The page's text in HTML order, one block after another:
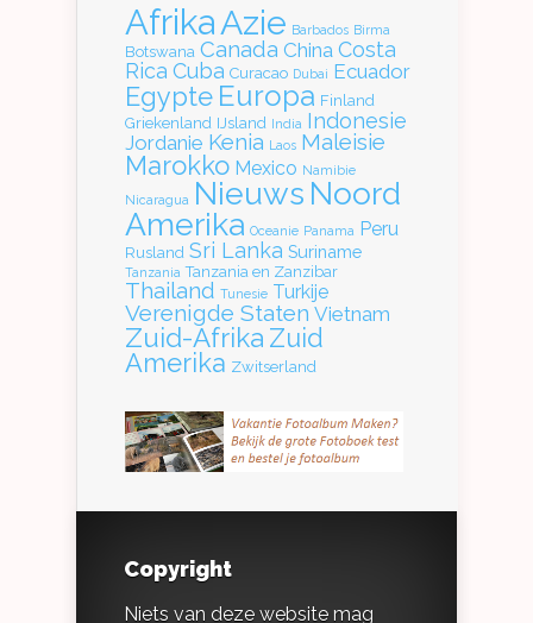
AfrikaAzie Barbados Birma
Botswana Canada China Costa
Rica Cuba Curacao Dubai Ecuador
Egypte Europa Finland
Griekenland IJsland India Indonesie
Jordanie Kenia Laos Maleisie
Marokko Mexico Namibie
Nicaragua Nieuws Noord
Amerika Oceanie Panama Peru
Rusland Sri Lanka Suriname
Tanzania Tanzania en Zanzibar
Thailand Tunesie Turkije
Verenigde Staten Vietnam
Zuid-Afrika Zuid
Amerika Zwitserland
Copyright
Niets van deze website mag